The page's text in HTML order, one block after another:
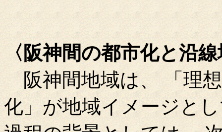
〈阪神間の都市化と沿
阪神間地域は、 「理
化」が地域イメージと